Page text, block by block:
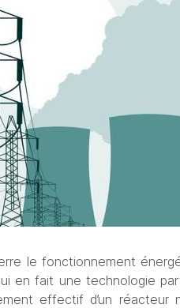
le fonctionnement
en fait une technologie
effectif d’un réacteur